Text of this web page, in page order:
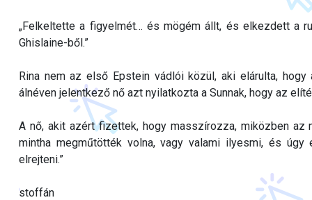
„Felkeltette a figyelmét… és mögém állt, és elkezdett a
Ghislaine-ből.”
Rina nem az első Epstein vádlói közül, aki elárulta, hogy
álnéven jelentkező nő azt nyilatkozta a Sunnak, hogy az
A nő, akit azért fizettek, hogy masszírozza, miközben az
mintha megműtötték volna, vagy valami ilyesmi, és
elrejteni.”
stoffán